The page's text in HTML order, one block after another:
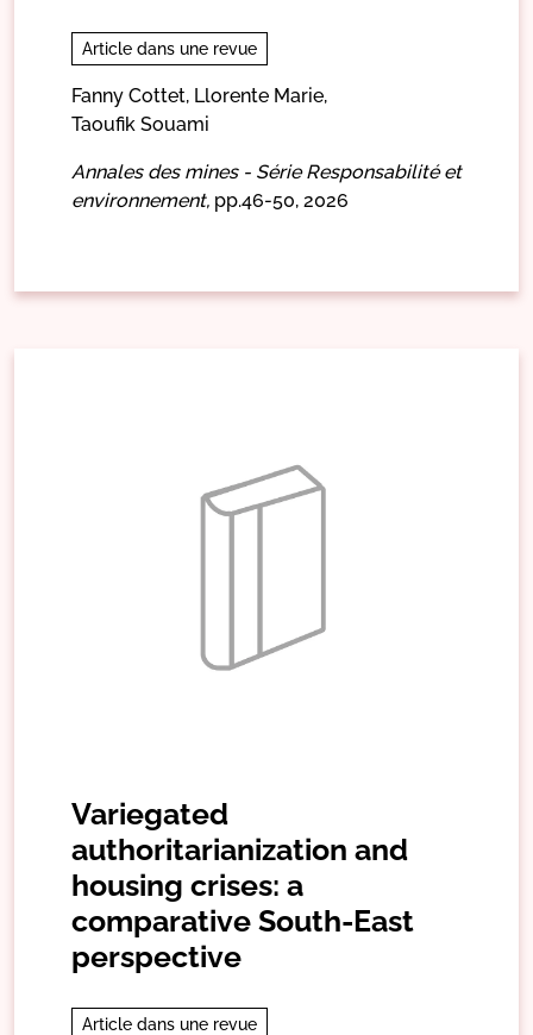
Article dans une revue
Fanny Cottet, Llorente Marie,
Taoufik Souami
Annales des mines - Série Responsabilité et
environnement, pp.46-50, 2026
Variegated
authoritarianization and
housing crises: a
comparative South-East
perspective
Article dans une revue